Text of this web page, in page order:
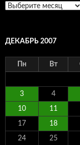
Архив
ДЕКАБРЬ 2007
Пн Вт
3 4
10 11
17 18
24 25